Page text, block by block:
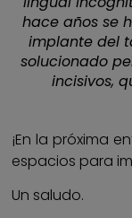
hace años se
implante del
solucionado
incisivos,
¡En la próxima
espacios para
Un saludo.